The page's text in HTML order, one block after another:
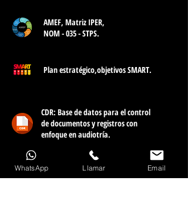
AMEF, Matriz IPER,
NOM - 035 - STPS.
Plan estratégico,objetivos SMART.
CDR: Base de datos para el control
de documentos y registros con
enfoque en audiotría.
WhatsApp Llamar Email